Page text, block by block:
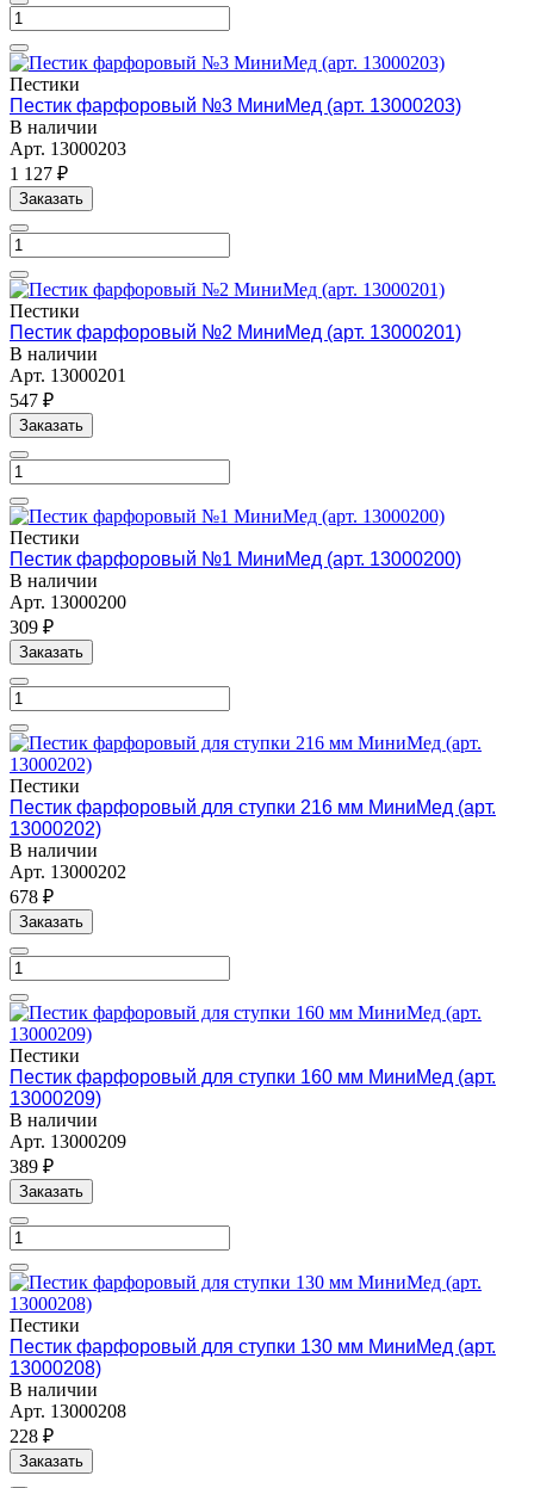
Пестики
Пестик фарфоровый №3 МиниМед (арт. 13000203)
В наличии
Арт. 13000203
1 127 ₽
Заказать
Пестики
Пестик фарфоровый №2 МиниМед (арт. 13000201)
В наличии
Арт. 13000201
547 ₽
Заказать
Пестики
Пестик фарфоровый №1 МиниМед (арт. 13000200)
В наличии
Арт. 13000200
309 ₽
Заказать
Пестики
Пестик фарфоровый для ступки 216 мм МиниМед (арт.
13000202)
В наличии
Арт. 13000202
678 ₽
Заказать
Пестики
Пестик фарфоровый для ступки 160 мм МиниМед (арт.
13000209)
В наличии
Арт. 13000209
389 ₽
Заказать
Пестики
Пестик фарфоровый для ступки 130 мм МиниМед (арт.
13000208)
В наличии
Арт. 13000208
228 ₽
Заказать